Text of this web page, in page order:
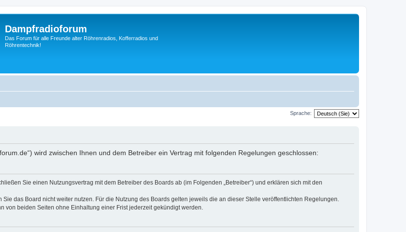
Dampfradioforum
Das Forum für alle Freunde alter Röhrenradios, Kofferradios und
Röhrentechnik!
Sprache:
wird zwischen Ihnen und dem Betreiber ein Vertrag mit folgenden Regelungen geschlossen:
Sie einen Nutzungsvertrag mit dem Betreiber des Boards ab (im Folgenden „Betreiber“) und erklären sich mit den
das Board nicht weiter nutzen. Für die Nutzung des Boards gelten jeweils die an dieser Stelle veröffentlichten Regelungen.
von beiden Seiten ohne Einhaltung einer Frist jederzeit gekündigt werden.